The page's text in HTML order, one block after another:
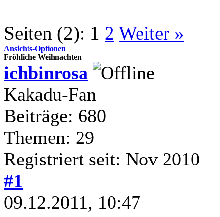
Seiten (2): 1 2 Weiter »
Ansichts-Optionen
Fröhliche Weihnachten
ichbinrosa
Kakadu-Fan
Beiträge: 680
Themen: 29
Registriert seit: Nov 2010
#1
09.12.2011, 10:47